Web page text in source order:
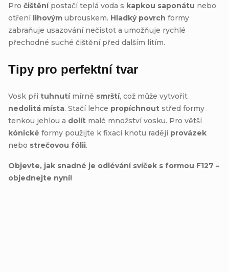
Pro čištěnípostačí teplá voda s kapkou saponátu nebo
otření lihovým ubrouskem. Hladký povrch formy
zabraňuje usazování nečistot a umožňuje rychlé
přechodné suché čištění před dalším litím.
Tipy pro perfektní tvar
Vosk při tuhnutímírně smrští, což může vytvořit
nedolitá místa. Stačí lehce propíchnout střed formy
tenkou jehlou a dolít malé množství vosku. Pro větší
kónické formy použijte k fixaci knotu raději provázek
nebo strečovou fólii.
Objevte, jak snadné je odlévání svíček s formou F127 –
objednejte nyní!